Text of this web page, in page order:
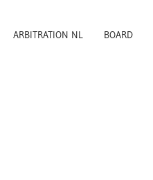
ARBITRATION NL BOARD